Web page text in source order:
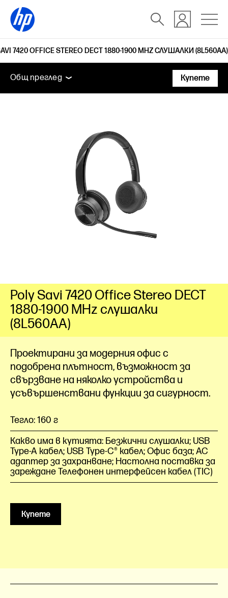
7420 OFFICE STEREO DECT 1880-1900 MHZ СЛУШАЛКИ (8L560AA)
Общ преглед Функции
Технически
Общ преглед
Технически спецификации
Купете
Проектирани за модерния офис с
подобрена плътност, възможност за
свързване на няколко устройства и
усъвършенствани функции за сигурност.
Тегло: 160 г
Какво има в кутията: Безжични слушалки; USB
Type-A кабел; USB Type-C® кабел; Офис база; AC
адаптер за захранване; Настолна поставка за
зареждане Телефонен интерфейсен кабел (TIC)
Купете
Poly Savi 7420 Office Stereo DECT
1880-1900 MHz слушалки
(8L560AA)